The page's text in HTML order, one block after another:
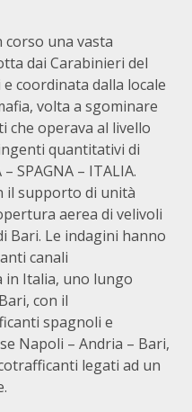
corso una vasta
dai Carabinieri del
coordinata dalla locale
volta a sgominare
che operava al livello
quantitativi di
SPAGNA – ITALIA.
il supporto di unità
aerea di velivoli
Bari. Le indagini hanno
canali
in Italia, uno lungo
con il
spagnoli e
Napoli – Andria – Bari,
legati ad un